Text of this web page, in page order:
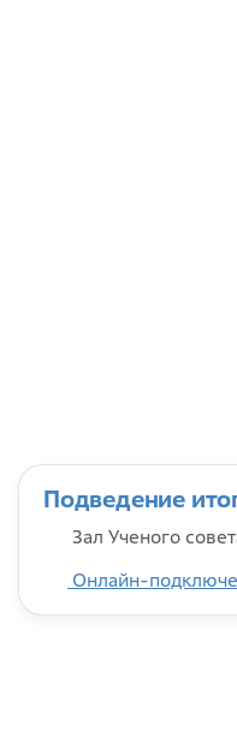
Подведение
Зал Ученого
Онлайн-